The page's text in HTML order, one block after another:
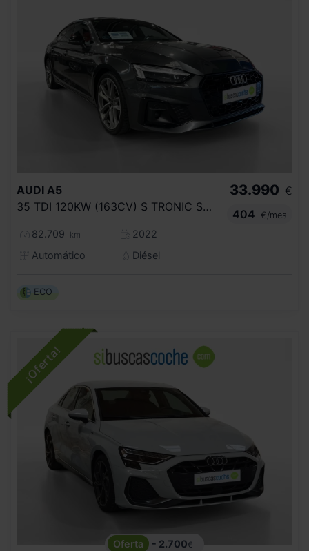
AUDI A5
35 TDI 120KW (163CV) S TRONIC SPORTBACK
82.709 km
2022
Automático
Diésel
33.990 €
404
€/mes
ECO
- 2.700€